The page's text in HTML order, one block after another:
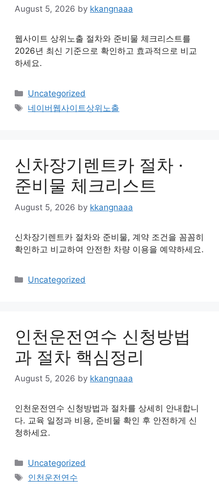
August 5, 2026 by kkangnaaa
웹사이트 상위노출 절차와 준비물 체크리스트를
2026년 최신 기준으로 확인하고 효과적으로 비교
하세요.
Categories
Uncategorized
Tags
네이버웹사이트상위노출
신차장기렌트카 절차 ·
준비물 체크리스트
August 5, 2026 by kkangnaaa
신차장기렌트카 절차와 준비물, 계약 조건을 꼼꼼히
확인하고 비교하여 안전한 차량 이용을 예약하세요.
Categories
Uncategorized
인천운전연수 신청방법
과 절차 핵심정리
August 5, 2026 by kkangnaaa
인천운전연수 신청방법과 절차를 상세히 안내합니
다. 교육 일정과 비용, 준비물 확인 후 안전하게 신
청하세요.
Categories
Uncategorized
Tags
인천운전연수